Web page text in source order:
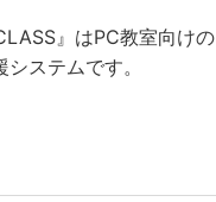
』はPC教室向けの
ステムです。